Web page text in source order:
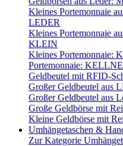
Kleines Portemonnaie
LEDER
Kleines Portemonnaie
KLEIN
Kleines Portemonnaie:
Portemonnaie:
Geldbeutel mit RFID-
Großer Geldbeutel aus
Großer Geldbeutel aus
Große Geldbörse mit
Kleine Geldbörse mit
Umhängetaschen &
Zur Kategorie